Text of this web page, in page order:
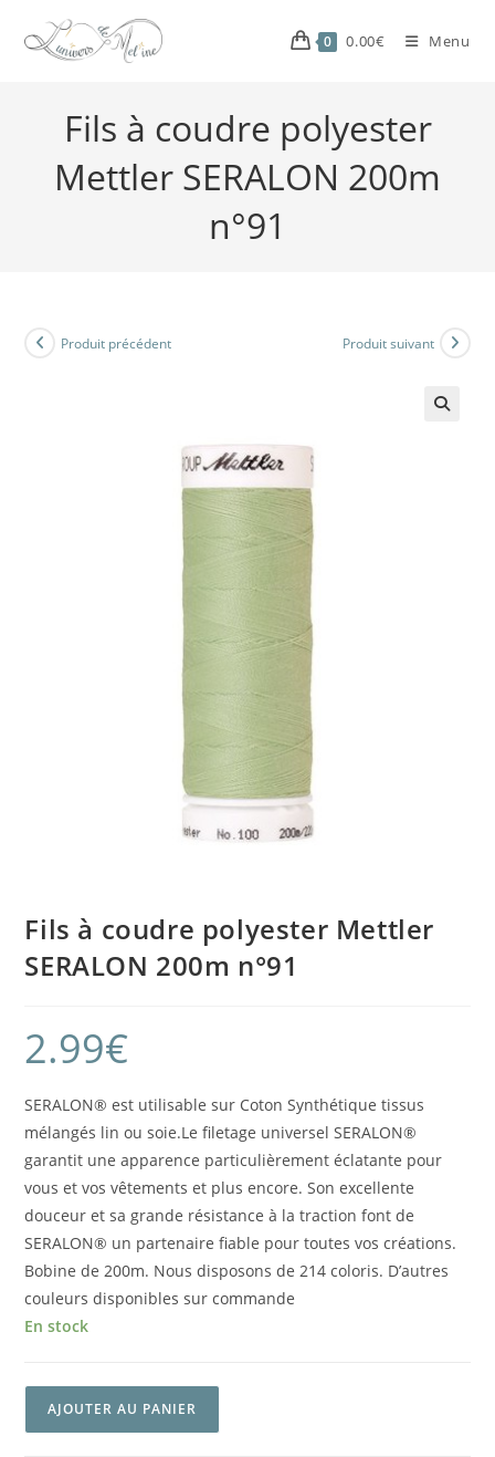
0 0.00€ Menu
Fils à coudre polyester
Mettler SERALON 200m
n°91
Produit précédent Produit suivant
Fils à coudre polyester Mettler
SERALON 200m n°91
2.99€
SERALON® est utilisable sur Coton Synthétique tissus
mélangés lin ou soie.Le filetage universel SERALON®
garantit une apparence particulièrement éclatante pour
vous et vos vêtements et plus encore. Son excellente
douceur et sa grande résistance à la traction font de
SERALON® un partenaire fiable pour toutes vos créations.
Bobine de 200m. Nous disposons de 214 coloris. D’autres
couleurs disponibles sur commande
En stock
AJOUTER AU PANIER